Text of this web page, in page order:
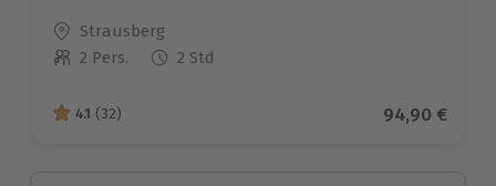
Standort
Strausberg
Anzahl der Teilnehmer
2 Pers. 2 Std
4.1 von 5 Sternen basierend auf 32 Bewertungen
4.1 (32) Aktueller
94,90 €